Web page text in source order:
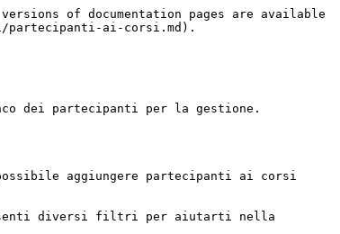
of documentation pages are available
partecipanti-ai-corsi.md).
dei partecipanti per la gestione.